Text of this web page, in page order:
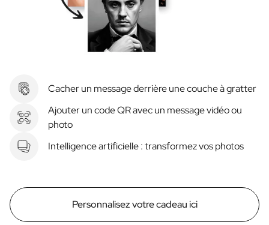
Cacher un message derrière une couche à gratter
Ajouter un code QR avec un message vidéo ou
photo
Intelligence artificielle : transformez vos photos
Personnalisez votre cadeau ici